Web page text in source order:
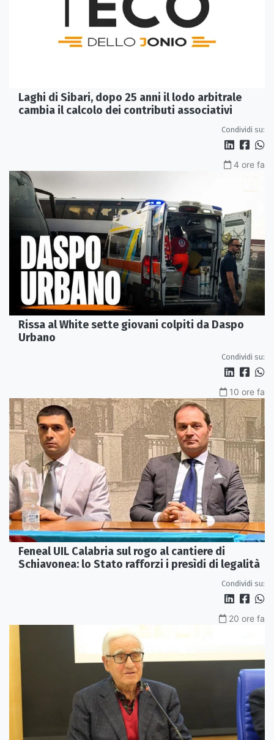
Laghi di Sibari, dopo 25 anni il lodo arbitrale
cambia il calcolo dei contributi associativi
Condividi su:
4 ore fa
Rissa al White sette giovani colpiti da Daspo
Urbano
Condividi su:
10 ore fa
Feneal UIL Calabria sul rogo al cantiere di
Schiavonea: lo Stato rafforzi i presìdi di legalità
Condividi su:
20 ore fa